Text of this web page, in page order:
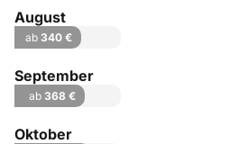
August
ab 340 €
September
ab 368 €
Oktober